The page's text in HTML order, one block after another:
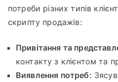
потреби різних типів
скрипту продажів:
Привітання та
контакту з клієнтом та
Виявлення потреб: